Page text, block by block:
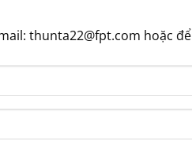
thunta22@fpt.com hoặc